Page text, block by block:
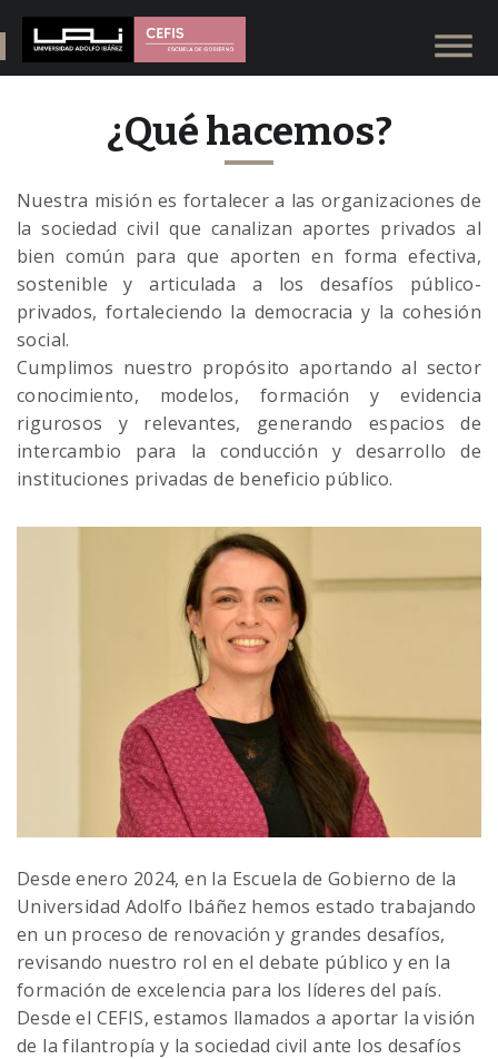
¿Qué hacemos?
Nuestra misión es fortalecer a las organizaciones de
la sociedad civil que canalizan aportes privados al
bien común para que aporten en forma efectiva,
sostenible y articulada a los desafíos público-
privados, fortaleciendo la democracia y la cohesión
social.
Cumplimos nuestro propósito aportando al sector
conocimiento, modelos, formación y evidencia
rigurosos y relevantes, generando espacios de
intercambio para la conducción y desarrollo de
instituciones privadas de beneficio público.
Desde enero 2024, en la Escuela de Gobierno de la
Universidad Adolfo Ibáñez hemos estado trabajando
en un proceso de renovación y grandes desafíos,
revisando nuestro rol en el debate público y en la
formación de excelencia para los líderes del país.
Desde el CEFIS, estamos llamados a aportar la visión
de la filantropía y la sociedad civil ante los desafíos